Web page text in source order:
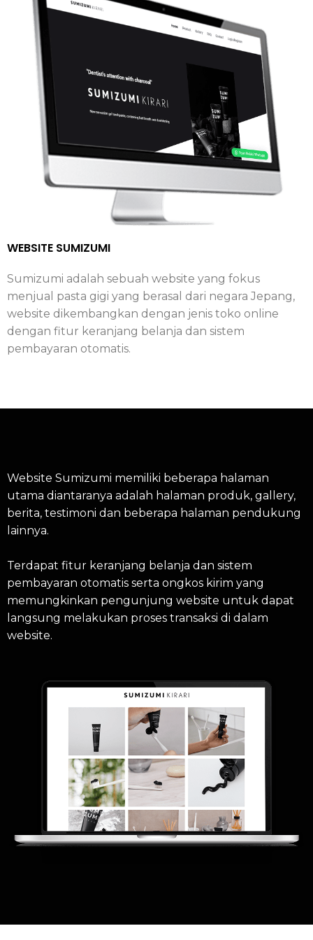
WEBSITE SUMIZUMI
Sumizumi adalah sebuah website yang fokus
menjual pasta gigi yang berasal dari negara Jepang,
website dikembangkan dengan jenis toko online
dengan fitur keranjang belanja dan sistem
pembayaran otomatis.
Website Sumizumi memiliki beberapa halaman
utama diantaranya adalah halaman produk, gallery,
berita, testimoni dan beberapa halaman pendukung
lainnya.
Terdapat fitur keranjang belanja dan sistem
pembayaran otomatis serta ongkos kirim yang
memungkinkan pengunjung website untuk dapat
langsung melakukan proses transaksi di dalam
website.